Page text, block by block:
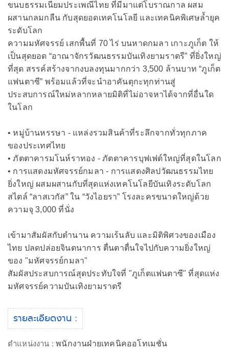
ขนบธรรมเนียมประเพณีไทย ที่มีมาแต่โบราณกาล ผสม
ผสานกลมกลืน กับสุดยอดเทคโนโลยี และเทคนิคพิเศษล้ำยุค
ระดับโลก
ความมหัศจรรย์ เสกพื้นที่ 70 ไร่ บนหาดกมลา เกาะภูเก็ต ให้
เป็นสุดยอด “อาณาจักรวัฒนธรรมบันเทิงยามราตรี” ที่ยิ่งใหญ่
ที่สุด สรรค์สร้างจากงบลงทุนมากกว่า 3,500 ล้านบาท “ภูเก็ต
แฟนตาซี” พร้อมแล้วที่จะนำอาคันตุกะทุกท่านสู่
ประสบการณ์ใหม่หลากหลายมิติที่ไม่อาจหาได้จากที่อื่นใด
ในโลก
• หมู่บ้านหรรษา - แหล่งรวมสินค้าที่ระลึกจากทั่วทุกภาค
ของประเทศไทย
• ภัตตาคารมโนห์ราทอง - ภัตตาคารบุฟเฟต์ใหญ่ที่สุดในโลก
• การแสดงมหัศจรรย์กมลา - การแสดงศิลปวัฒนธรรมไทย
ยิ่งใหญ่ ผสมผสานกับที่สุดแห่งเทคโนโลยีบันเทิงระดับโลก
สไตล์ “ลาสเวกัส” ใน “วังไอยรา” โรงละครขนาดใหญ่ด้วย
ความจุ 3,000 ที่นั่ง
เข้ามาสัมผัสกับตำนาน ความเร้นลับ และมิติพิศวงของเมือง
ไทย ปลดปล่อยจินตนาการ ตื่นตาตื่นใจไปกับความยิ่งใหญ่
ของ "มหัศจรรย์กมลา"
สัมผัสประสบการณ์สุดประทับใจที่ "ภูเก็ตแฟนตาซี" ที่สุดแห่ง
มหัศจรรย์ความบันเทิงยามราตรี
รายละเอียดงาน :
ตำแหน่งงาน :พนักงานฝ่ายเทคนิคออโทเมชั่น